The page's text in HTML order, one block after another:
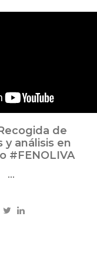
de
y análisis en
#FENOLIVA
...